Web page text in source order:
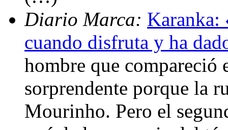
Diario Marca: Karanka:
cuando disfruta y ha
hombre que compareció
sorprendente porque la
Mourinho. Pero el